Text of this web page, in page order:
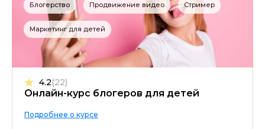
Блогерство Продвижение видео Стример
Маркетинг для детей
Онлайн-курс блогеров для детей
4.2(22)
Подробнее о курсе